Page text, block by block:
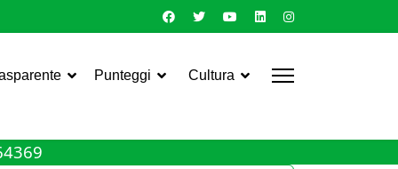
Punteggi Cultura